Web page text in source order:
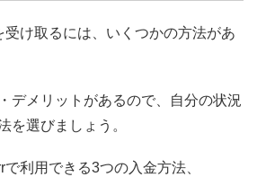
受け取るには、いくつかの方法があ
デメリットがあるので、自分の状況
を選びましょう。
利用できる3つの入金方法、